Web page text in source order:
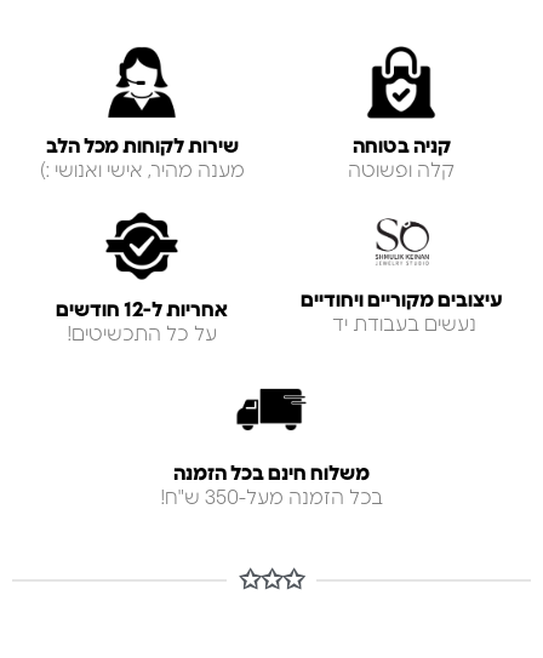
קניה בטוחה
קלה ופשוטה
שירות לקוחות מכל הלב
מענה מהיר, אישי ואנושי :)
עיצובים מקוריים ויחודיים
נעשים בעבודת יד
אחריות ל-12 חודשים
על כל התכשיטים!
משלוח חינם בכל הזמנה
בכל הזמנה מעל-350 ש"ח!
✩✩✩